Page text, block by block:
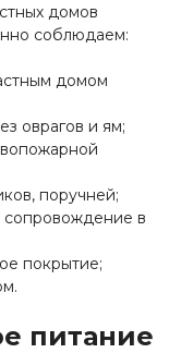
домов
соблюдаем:
домом
оврагов и ям;
поручней;
в
покрытие;
питание